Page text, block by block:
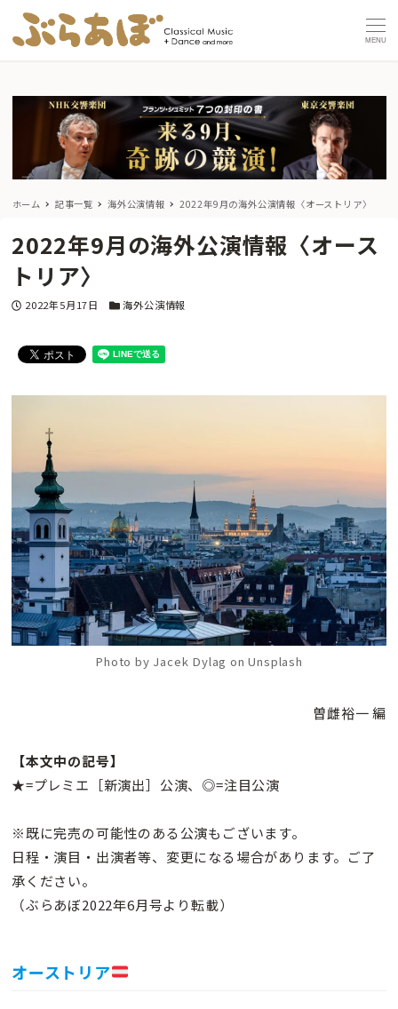
MENU
ホーム 記事一覧 海外公演情報 2022年9月の海外公演情報〈オーストリア〉
2022年9月の海外公演情報〈オース
トリア〉
投稿日
2022年5月17日 カテゴリー
海外公演情報
Photo by Jacek Dylag on Unsplash
曽雌裕一 編
【本文中の記号】
★=プレミエ［新演出］公演、◎=注目公演
※既に完売の可能性のある公演もございます。
日程・演目・出演者等、変更になる場合があります。ご了
承ください。
（ぶらあぼ2022年6月号より転載）
オーストリア